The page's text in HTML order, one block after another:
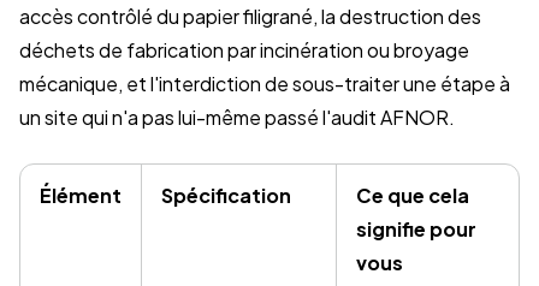
accès contrôlé du papier filigrané, la destruction des
déchets de fabrication par incinération ou broyage
mécanique, et l'interdiction de sous-traiter une étape à
un site qui n'a pas lui-même passé l'audit AFNOR.
Élément Spécification
Ce que cela
signifie pour
vous